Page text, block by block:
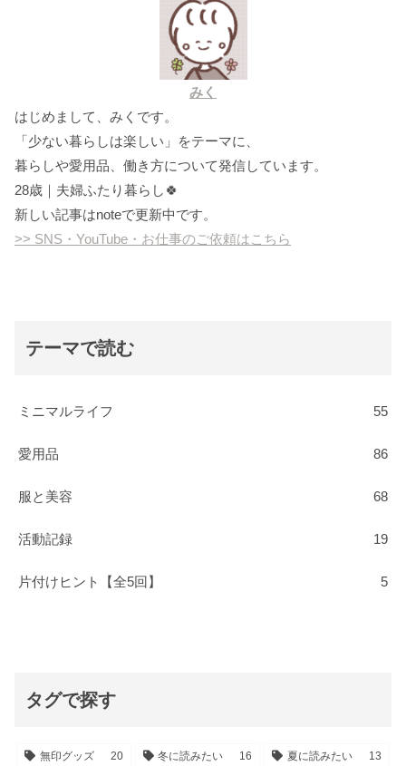
みく
はじめまして、みくです。
「少ない暮らしは楽しい」をテーマに、
暮らしや愛用品、働き方について発信しています。
28歳｜夫婦ふたり暮らし🍀
新しい記事はnoteで更新中です。
>> SNS・YouTube・お仕事のご依頼はこちら
テーマで読む
ミニマルライフ 55
愛用品 86
服と美容 68
活動記録 19
片付けヒント【全5回】 5
タグで探す
無印グッズ 20 冬に読みたい 16 夏に読みたい 13